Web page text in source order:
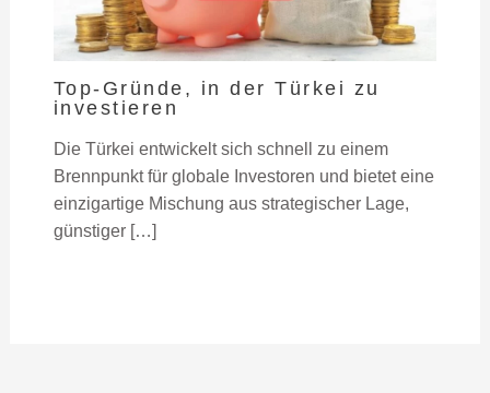
Top-Gründe, in der Türkei zu
investieren
Die Türkei entwickelt sich schnell zu einem
Brennpunkt für globale Investoren und bietet eine
einzigartige Mischung aus strategischer Lage,
günstiger […]